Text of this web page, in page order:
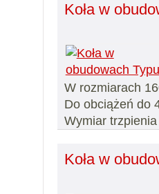
Koła w
W rozmiarach
Do obciążeń do
Wymiar
Koła w